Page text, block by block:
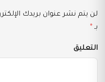
لن يتم نشر عنوان بريدك
بـ *
التعليق